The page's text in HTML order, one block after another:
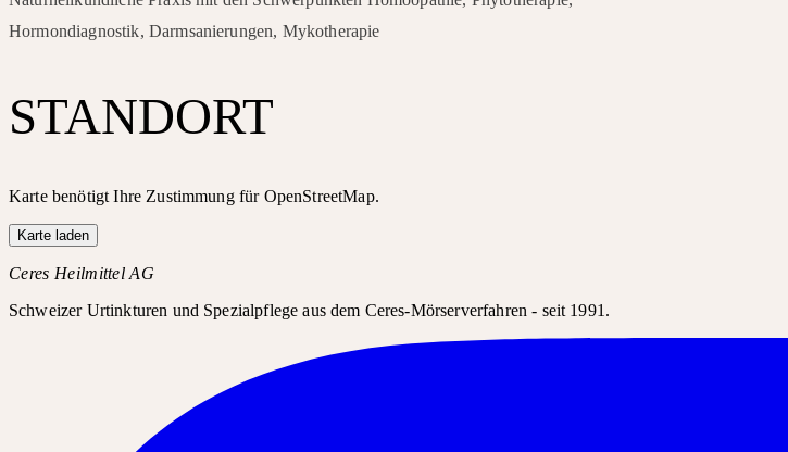
Hormondiagnostik, Darmsanierungen, Mykotherapie
STANDORT
Karte benötigt Ihre Zustimmung für OpenStreetMap.
Karte laden
Ceres Heilmittel AG
Schweizer Urtinkturen und Spezialpflege aus dem Ceres-Mörserverfahren - seit 1991.